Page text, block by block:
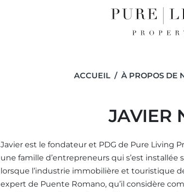
ACCUEIL À PROPOS DE
JAVIER
Javier est le fondateur et PDG de Pure Living
une famille d’entrepreneurs qui s’est installée
lorsque l’industrie immobilière et touristique
expert de Puente Romano, qu’il considère